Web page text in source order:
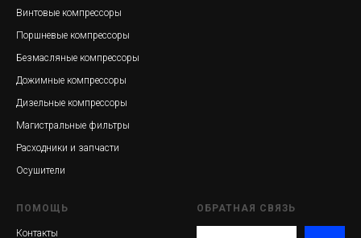
Винтовые компрессоры
Поршневые компрессоры
Безмасляные компрессоры
Дожимные компрессоры
Дизельные компрессоры
Магистральные фильтры
Расходники и запчасти
Осушители
ПОМОЩЬ
Контакты
ОБРАТНАЯ СВЯЗЬ